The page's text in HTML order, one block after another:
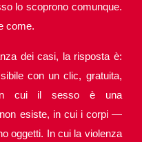
lo scoprono comunque.
come.
dei casi, la risposta è:
con un clic, gratuita,
in cui il sesso è una
esiste, in cui i corpi —
oggetti. In cui la violenza